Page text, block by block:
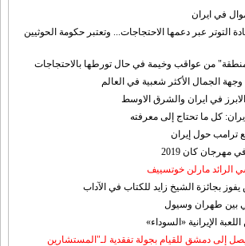
في ايران
التوتر عبر دعمها الاحتجاجات... وتعتبر حكومة الحوثيين
من عواقب وخيمة في حال تورطها بالاحتجاجات
الجمال الأكثر شعبية في العالم
في ايران والشرق الاوسط
كل ما تحتاج إلى معرفته
ترامب حول إيران
الرائد مارلن خوتسييف
بجائزة الشيخ زايد للكتاب في الآداب
بين طهران وسيول
الإيرانية «السوداء»
يصل إلى دمشق للقيام بجولة تفقدية لـ"المستشارين